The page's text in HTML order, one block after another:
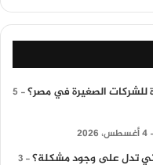
للشركات الصغيرة في مصر؟
5
4 أغسطس، 2026
التي تدل على وجود مشكلة؟ 3